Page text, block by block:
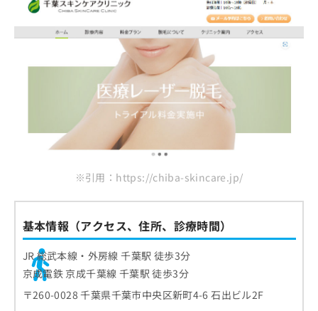
※引用：https://chiba-skincare.jp/
基本情報（アクセス、住所、診療時間）
JR 総武本線・外房線 千葉駅 徒歩3分
京成電鉄 京成千葉線 千葉駅 徒歩3分
〒260-0028 千葉県千葉市中央区新町4-6 石出ビル2F